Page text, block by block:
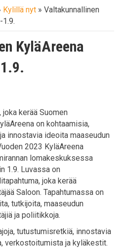
Kylillä nyt » Valtakunnallinen
1.9.
KyläAreena
joka kerää Suomen
on kohtaamisia,
innostavia ideoita maaseudun
2023 KyläAreena
lomakeskuksessa
1.9. Luvassa on
joka kerää
Saloon. Tapahtumassa on
tutkijoita, maaseudun
ja poliitikkoja.
tutustumisretkiä, innostavia
verkostoitumista ja kyläkestit.